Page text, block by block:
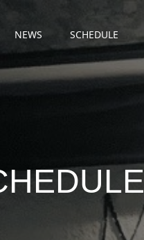
NEWS SCHEDULE